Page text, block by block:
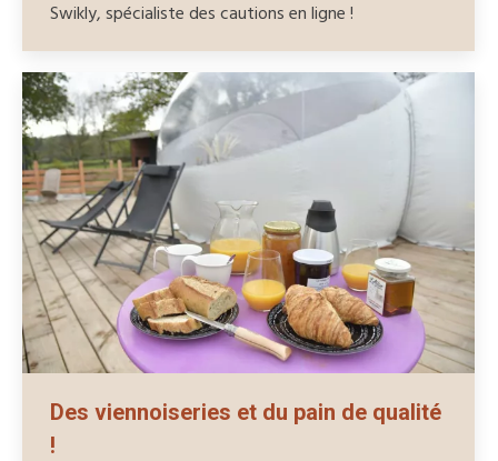
Swikly, spécialiste des cautions en ligne !
Des viennoiseries et du pain de qualité
!